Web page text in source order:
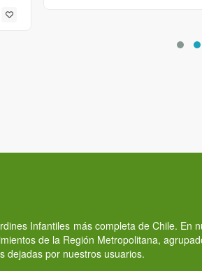
Infantiles más completa de Chile. En
de la Región Metropolitana,
dejadas por nuestros usuarios.